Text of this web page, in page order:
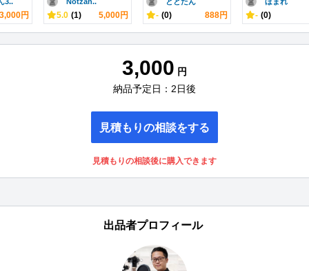
3,000円 5.0 (1) 5,000円 - (0) 888円 - (0)
3,000 円
納品予定日：2日後
見積もりの相談をする
見積もりの相談後に購入できます
出品者プロフィール